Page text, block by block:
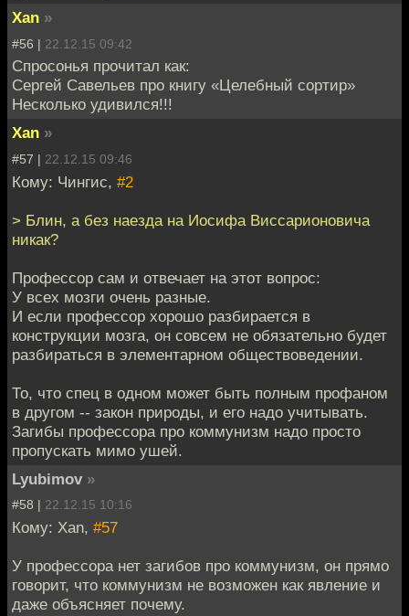
Xan »
#56 | 22.12.15 09:42
Спросонья прочитал как:
Сергей Савельев про книгу «Целебный сортир»
Несколько удивился!!!
Xan »
#57 | 22.12.15 09:46
Кому: Чингиc, #2
> Блин, а без наезда на Иосифа Виссарионовича
никак?
Профессор сам и отвечает на этот вопрос:
У всех мозги очень разные.
И если профессор хорошо разбирается в
конструкции мозга, он совсем не обязательно будет
разбираться в элементарном обществоведении.
То, что спец в одном может быть полным профаном
в другом -- закон природы, и его надо учитывать.
Загибы профессора про коммунизм надо просто
пропускать мимо ушей.
Lyubimov »
#58 | 22.12.15 10:16
Кому: Xan, #57
У профессора нет загибов про коммунизм, он прямо
говорит, что коммунизм не возможен как явление и
даже объясняет почему.